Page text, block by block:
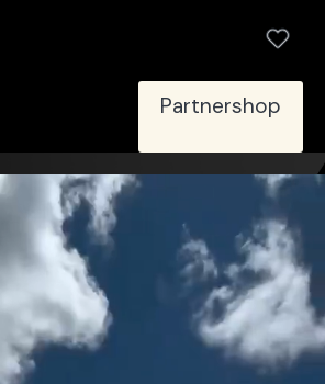
Partnershop
Highlights
Active PRO80
Highlights
Hydration-Landingpage